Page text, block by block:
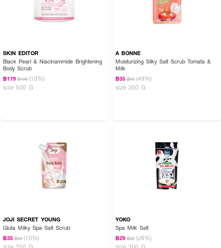
SKIN EDITOR
Black Pearl & Niacinammide Brightening
Body Scrub
฿179 ฿199 (10%)
size 500 G
A BONNE
Moisturizing Silky Salt Scrub Tomata &
Milk
฿35 ฿69 (49%)
size 350 G
JOJI SECRET YOUNG
Gluta Milky Spa Salt Scrub
฿35 ฿39 (10%)
size 350 G
YOKO
Spa Milk Salt
฿29 ฿39 (26%)
size 300 G